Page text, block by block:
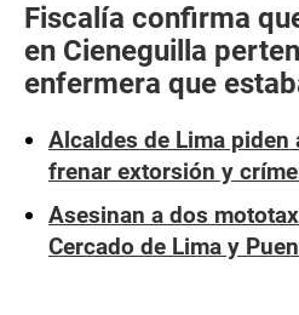
Fiscalía confirma
en Cieneguilla
enfermera que
Alcaldes de Lima piden
frenar extorsión y
Asesinan a dos
Cercado de Lima y